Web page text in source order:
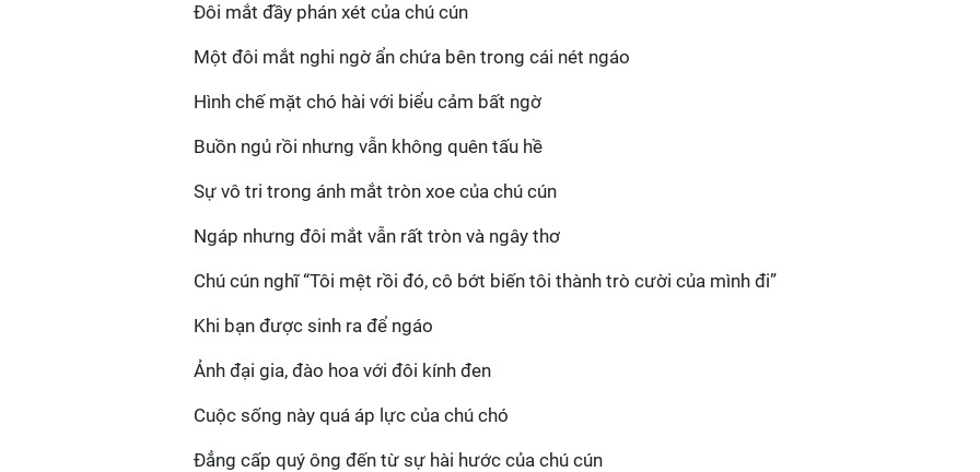
Đôi mắt đầy phán xét của chú cún
Một đôi mắt nghi ngờ ẩn chứa bên trong cái nét ngáo
Hình chế mặt chó hài với biểu cảm bất ngờ
Buồn ngủ rồi nhưng vẫn không quên tấu hề
Sự vô tri trong ánh mắt tròn xoe của chú cún
Ngáp nhưng đôi mắt vẫn rất tròn và ngây thơ
Chú cún nghĩ “Tôi mệt rồi đó, cô bớt biến tôi thành trò cười của mình đi”
Khi bạn được sinh ra để ngáo
Ảnh đại gia, đào hoa với đôi kính đen
Cuộc sống này quá áp lực của chú chó
Đẳng cấp quý ông đến từ sự hài hước của chú cún